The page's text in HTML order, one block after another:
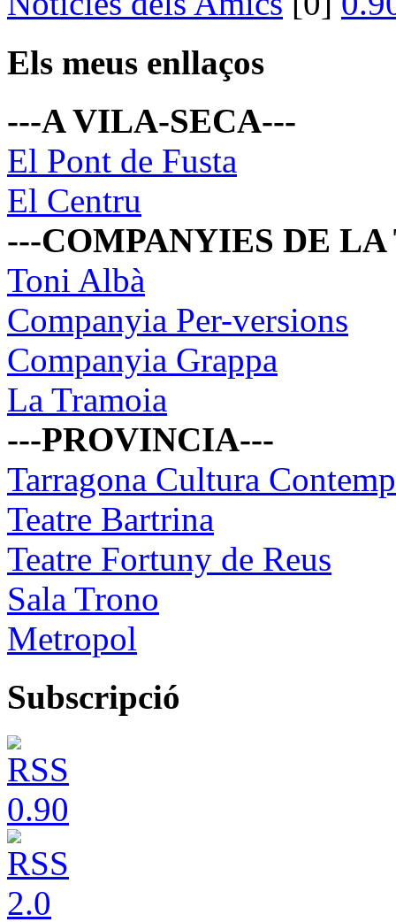
Els meus enllaços
---A VILA-SECA---
El Pont de Fusta
El Centru
---COMPANYIES DE
Toni Albà
Companyia Per-versions
Companyia Grappa
La Tramoia
---PROVINCIA---
Tarragona Cultura
Teatre Bartrina
Teatre Fortuny de Reus
Sala Trono
Metropol
Subscripció